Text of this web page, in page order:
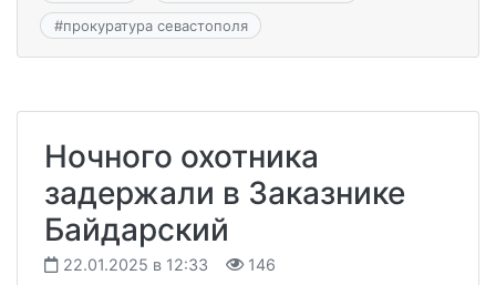
#прокуратура севастополя
Ночного охотника
задержали в Заказнике
Байдарский
22.01.2025 в 12:33 146